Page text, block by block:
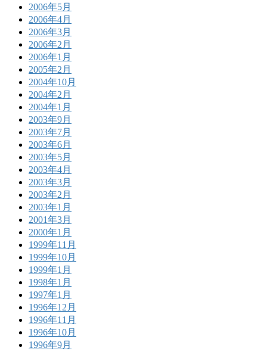
2006年5月
2006年4月
2006年3月
2006年2月
2006年1月
2005年2月
2004年10月
2004年2月
2004年1月
2003年9月
2003年7月
2003年6月
2003年5月
2003年4月
2003年3月
2003年2月
2003年1月
2001年3月
2000年1月
1999年11月
1999年10月
1999年1月
1998年1月
1997年1月
1996年12月
1996年11月
1996年10月
1996年9月